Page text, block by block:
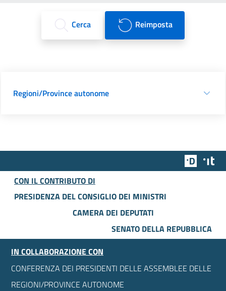
Cerca Reimposta
Regioni/Province autonome
Team
CON IL CONTRIBUTO DI
PRESIDENZA DEL CONSIGLIO DEI MINISTRI
CAMERA DEI DEPUTATI
SENATO DELLA REPUBBLICA
IN COLLABORAZIONE CON
CONFERENZA DEI PRESIDENTI DELLE ASSEMBLEE DELLE
REGIONI/PROVINCE AUTONOME